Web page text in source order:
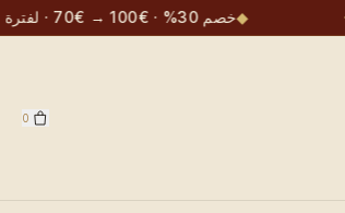
◆خصم 30% · €100 → €70 · لفترة محدودة
0